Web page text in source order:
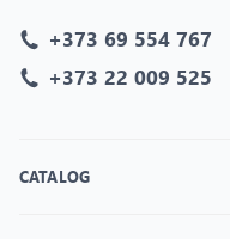
+373 69 554 767
+373 22 009 525
CATALOG